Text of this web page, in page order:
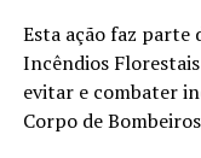
Esta ação faz parte
Incêndios
evitar e combater
Corpo de